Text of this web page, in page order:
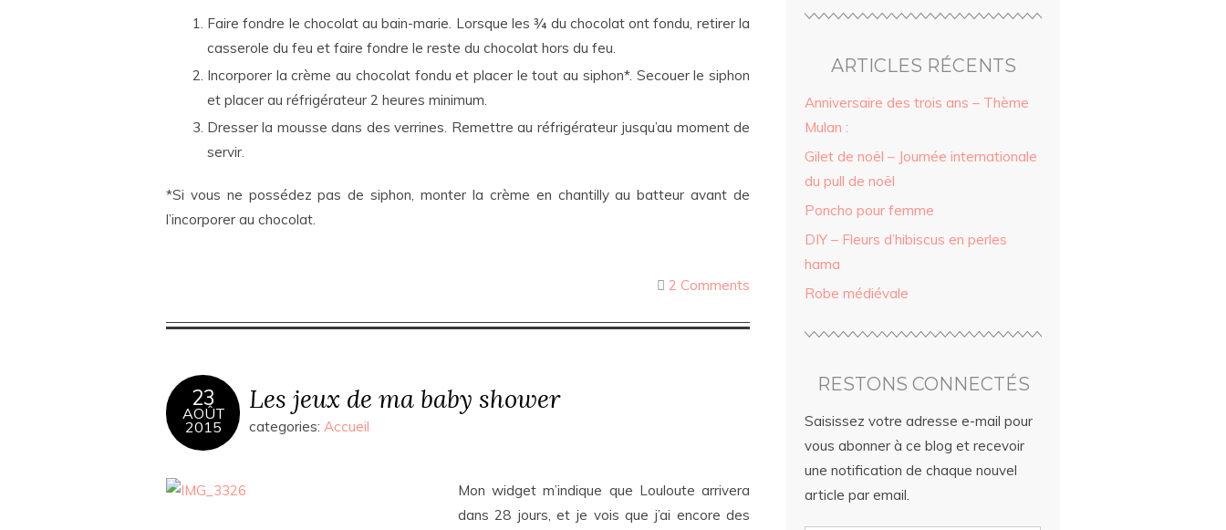
Faire fondre le chocolat au bain-marie. Lorsque les ¾ du chocolat ont fondu, retirer la
casserole du feu et faire fondre le reste du chocolat hors du feu.
Incorporer la crème au chocolat fondu et placer le tout au siphon*. Secouer le siphon
et placer au réfrigérateur 2 heures minimum.
Dresser la mousse dans des verrines. Remettre au réfrigérateur jusqu’au moment de
servir.
*Si vous ne possédez pas de siphon, monter la crème en chantilly au batteur avant de
l’incorporer au chocolat.
2 Comments
23
AOÛT
2015
Les jeux de ma baby shower
categories: Accueil
Mon widget m’indique que Louloute arrivera
dans 28 jours, et je vois que j’ai encore des
ARTICLES RÉCENTS
Anniversaire des trois ans – Thème
Mulan :
Gilet de noël – Journée internationale
du pull de noël
Poncho pour femme
DIY – Fleurs d’hibiscus en perles
hama
Robe médiévale
RESTONS CONNECTÉS
Saisissez votre adresse e-mail pour
vous abonner à ce blog et recevoir
une notification de chaque nouvel
article par email.